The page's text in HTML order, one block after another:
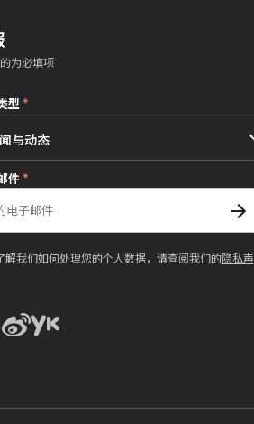
为必填项
型*
件*
解我们如何处理您的个人数据，请查阅我们的隐私声